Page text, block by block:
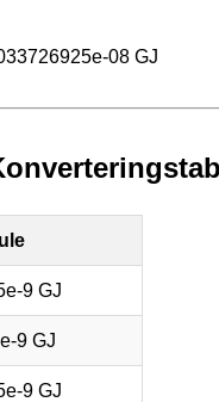
08 GJ
9 GJ
9 GJ
9 GJ